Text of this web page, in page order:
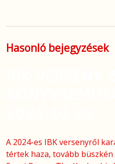
Hasonló bejegyzések
A 2024-es IBK versenyről
tértek haza, tovább